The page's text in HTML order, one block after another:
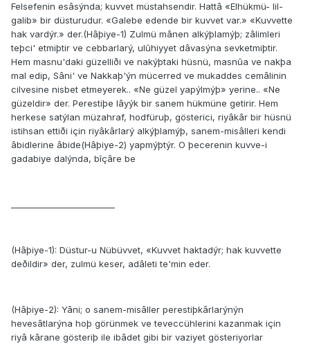
Felsefenin esâsýnda; kuvvet müstahsendir. Hattâ «Elhükmü- lil-
galib» bir düsturudur. «Galebe edende bir kuvvet var.» «Kuvvette
hak vardýr.» der.(Hâþiye-1) Zulmü mânen alkýþlamýþ; zâlimleri
teþci' etmiþtir ve cebbarlarý, ulûhiyyet dâvasýna sevketmiþtir.
Hem masnu'daki güzelliði ve nakýþtaki hüsnü, masnûa ve nakþa
mal edip, Sâni' ve Nakkaþ'ýn mücerred ve mukaddes cemâlinin
cilvesine nisbet etmeyerek.. «Ne güzel yapýlmýþ» yerine.. «Ne
güzeldir» der. Perestiþe lâyýk bir sanem hükmüne getirir. Hem
herkese satýlan müzahraf, hodfüruþ, gösterici, riyâkâr bir hüsnü
istihsan ettiði için riyâkârlarý alkýþlamýþ, sanem-misâlleri kendi
âbidlerine âbide(Hâþiye-2) yapmýþtýr. O þecerenin kuvve-i
gadabiye dalýnda, bîçâre be
(Hâþiye-1): Düstur-u Nübüvvet, «Kuvvet haktadýr; hak kuvvette
deðildir» der, zulmü keser, adâleti te'min eder.
(Hâþiye-2): Yâni; o sanem-misâller perestiþkârlarýnýn
hevesâtlarýna hoþ görünmek ve teveccühlerini kazanmak için
riyâ kârane gösteriþ ile ibâdet gibi bir vaziyet gösteriyorlar